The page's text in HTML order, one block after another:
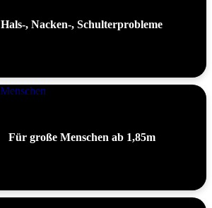
Hals-, Nacken-, Schulterprobleme
Für große Menschen ab 1,85m